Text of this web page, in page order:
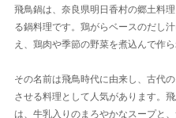
飛鳥鍋は、奈良県明日香村の郷土料
る鍋料理です。鶏がらベースのだし
え、鶏肉や季節の野菜を煮込んで作ら
その名前は飛鳥時代に由来し、古代
させる料理として人気があります。
は、牛乳入りのまろやかなスープと